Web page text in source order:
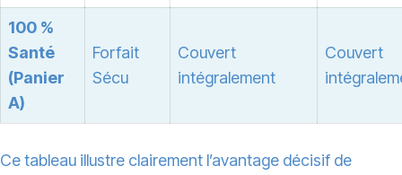
100 %
Santé
(Panier
A)
Forfait
Sécu
Couvert
intégralement
Couvert
Ce tableau illustre clairement l’avantage décisif de